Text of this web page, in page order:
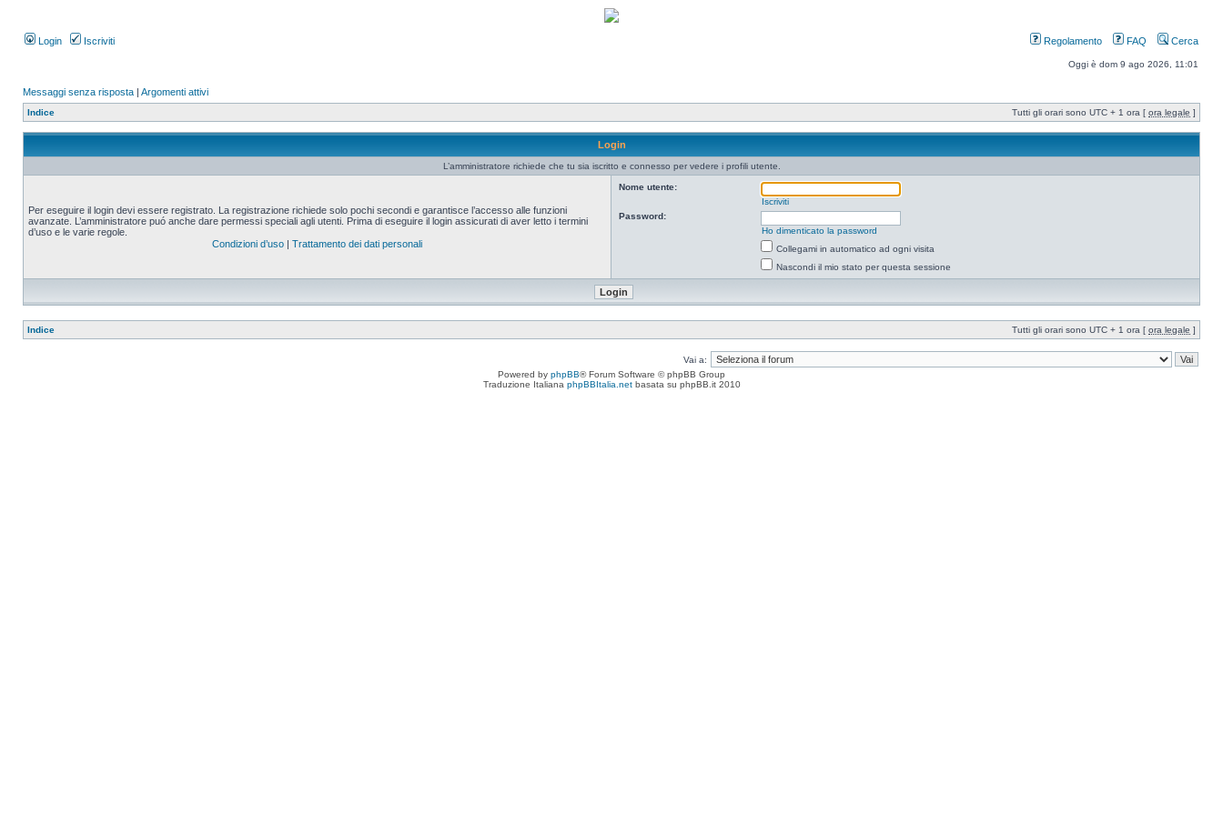
Login Iscriviti Regolamento FAQ Cerca
Oggi è dom 9 ago 2026, 11:01
Messaggi senza risposta | Argomenti attivi
Indice Tutti gli orari sono UTC + 1 ora [ ora legale ]
Login
L’amministratore richiede che tu sia iscritto e connesso per vedere i profili utente.
Per eseguire il login devi essere registrato. La registrazione richiede solo pochi secondi e garantisce l’accesso alle funzioni
avanzate. L’amministratore puó anche dare permessi speciali agli utenti. Prima di eseguire il login assicurati di aver letto i termini
d’uso e le varie regole.
Condizioni d’uso | Trattamento dei dati personali
Nome utente:
Iscriviti
Password:
Ho dimenticato la password
Collegami in automatico ad ogni visita
Nascondi il mio stato per questa sessione
Indice Tutti gli orari sono UTC + 1 ora [ ora legale ]
Vai a:
Powered by phpBB® Forum Software © phpBB Group
Traduzione Italiana phpBBItalia.netbasata su phpBB.it 2010